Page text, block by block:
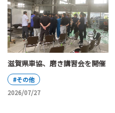
滋賀県車協、磨き講習会を開催
#その他
2026/07/27